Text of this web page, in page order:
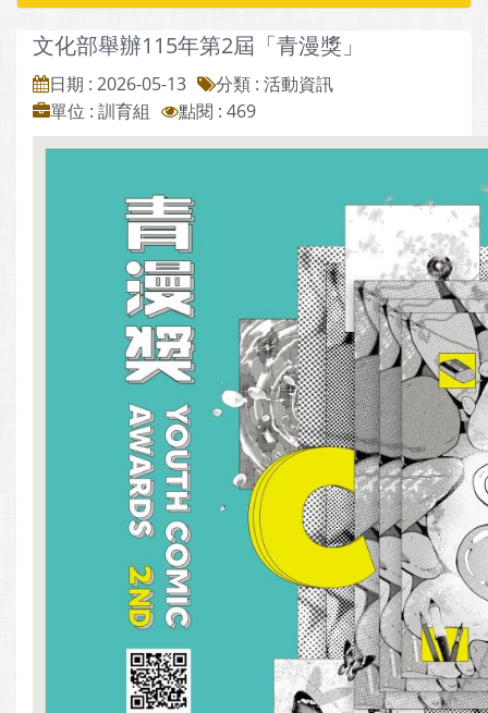
文化部舉辦115年第2屆「青漫獎」
日期 : 2026-05-13
分類 : 活動資訊
單位 : 訓育組
點閱 : 469